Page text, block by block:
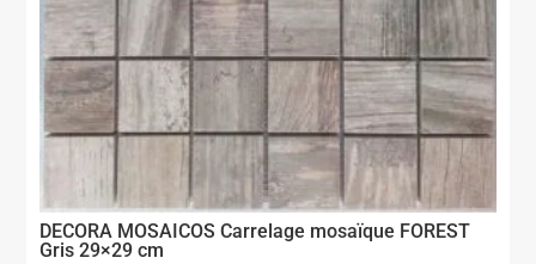
DECORA MOSAICOS Carrelage mosaïque FOREST
Gris 29×29 cm